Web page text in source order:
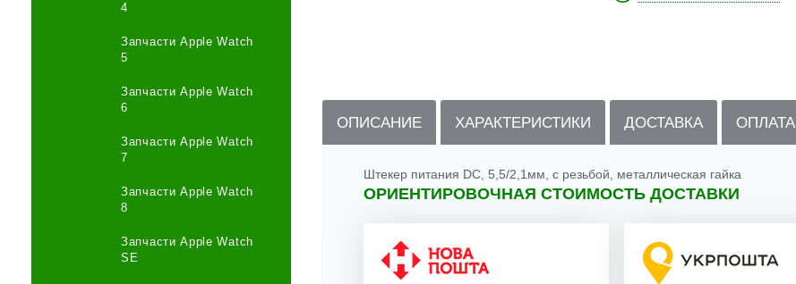
4
Запчасти Apple Watch
5
Запчасти Apple Watch
6
Запчасти Apple Watch
7
Запчасти Apple Watch
8
Запчасти Apple Watch
SE
ОПИСАНИЕ ХАРАКТЕРИСТИКИ ДОСТАВКА ОПЛАТА
Штекер питания DC, 5,5/2,1мм, с резьбой, металлическая гайка
ОРИЕНТИРОВОЧНАЯ СТОИМОСТЬ ДОСТАВКИ